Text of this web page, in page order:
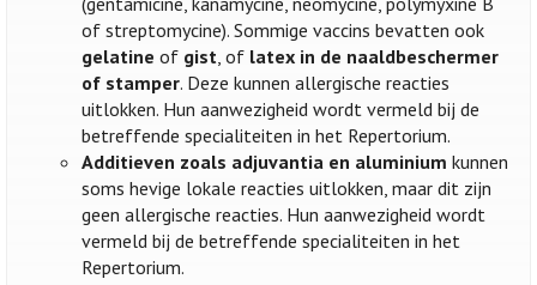
of streptomycine). Sommige vaccins bevatten ook
gelatine of gist, of latex in de naaldbeschermer
of stamper. Deze kunnen allergische reacties
uitlokken. Hun aanwezigheid wordt vermeld bij de
betreffende specialiteiten in het Repertorium.
Additieven zoals adjuvantia en aluminium kunnen
soms hevige lokale reacties uitlokken, maar dit zijn
geen allergische reacties. Hun aanwezigheid wordt
vermeld bij de betreffende specialiteiten in het
Repertorium.